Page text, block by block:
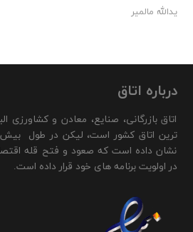
یدالله مالمیر
درباره اتاق
اتاق بازرگانی، صنایع، معادن و کشاورزی
ترین اتاق کشور است، لیکن در طول
نشان داده است که صعود و فتح قله
در اولویت برنامه های خود قرار داده است.